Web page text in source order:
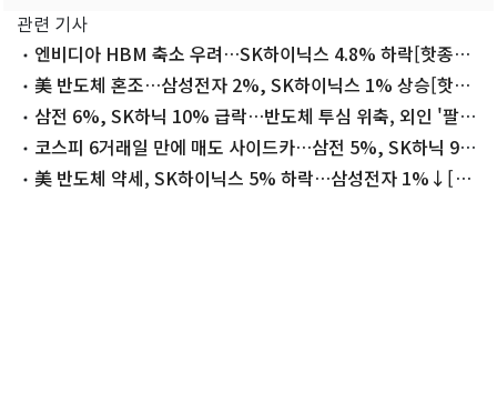
관련 기사
엔비디아 HBM 축소 우려…SK하이닉스 4.8% 하락[핫종목]
(종합)
美 반도체 혼조…삼성전자 2%, SK하이닉스 1% 상승[핫종
목]삼전 6%, SK하닉 10% 급락…반도체 투심 위축, 외인 '팔
자'[핫종목](종합)
코스피 6거래일 만에 매도 사이드카…삼전 5%, SK하닉 9%
급락(상보)
美 반도체 약세, SK하이닉스 5% 하락…삼성전자 1%↓[핫